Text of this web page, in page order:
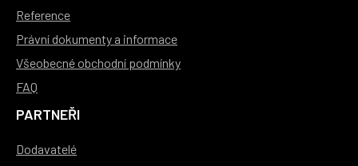
Reference
Právní dokumenty a informace
Všeobecné obchodní podmínky
FAQ
PARTNEŘI
Dodavatelé